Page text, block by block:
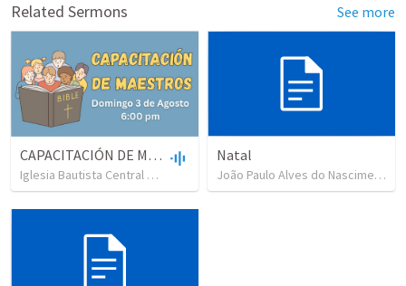
Related Sermons See more
CAPACITACIÓN DE MAESTROS DE ESCUELA DOMINICAL
Iglesia Bautista Central Ocala views •1:13:24
Natal
João Paulo Alves do Nascimento